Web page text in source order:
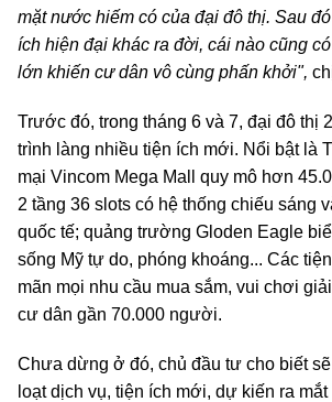
mặt nước hiếm có của đại đô thị. Sau
ích hiện đại khác ra đời, cái nào cũng
lớn khiến cư dân vô cùng phấn khởi",
Trước đó, trong tháng 6 và 7, đại đô thị
trình làng nhiều tiện ích mới. Nổi bật là
mại Vincom Mega Mall quy mô hơn
2 tầng 36 slots có hệ thống chiếu sáng
quốc tế; quảng trường Gloden Eagle
sống Mỹ tự do, phóng khoáng... Các
mãn mọi nhu cầu mua sắm, vui chơi
cư dân gần 70.000 người.
Chưa dừng ở đó, chủ đầu tư cho biết
loạt dịch vụ, tiện ích mới, dự kiến ra